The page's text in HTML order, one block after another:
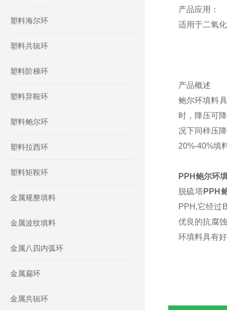
塑料海尔环
塑料共轭环
塑料阶梯环
塑料异鞍环
塑料鲍尔环
塑料拉西环
塑料矩鞍环
金属规整填料
金属波纹填料
金属八四内弧环
金属扁环
金属共轭环
产品应用：
适用于二氧
产品概述
鲍尔环填料
时，降压可
况下同样压
20%-40%填
PPH鲍尔环
脱硫塔 PPH
PPH,它经过
优良的抗腐
环填料具有